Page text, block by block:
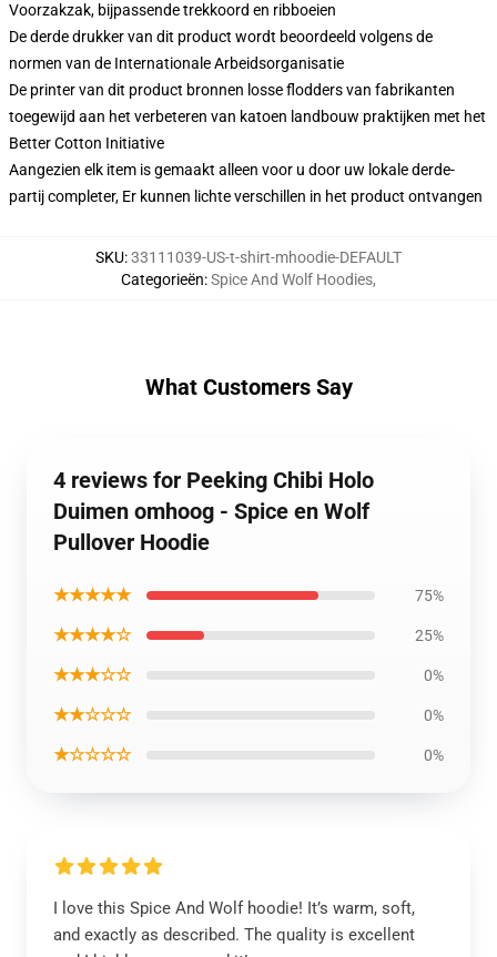
Voorzakzak, bijpassende trekkoord en ribboeien
De derde drukker van dit product wordt beoordeeld volgens de
normen van de Internationale Arbeidsorganisatie
De printer van dit product bronnen losse flodders van fabrikanten
toegewijd aan het verbeteren van katoen landbouw praktijken met het
Better Cotton Initiative
Aangezien elk item is gemaakt alleen voor u door uw lokale derde-
partij completer, Er kunnen lichte verschillen in het product ontvangen
SKU:33111039-US-t-shirt-mhoodie-DEFAULT
Categorieën:Spice And Wolf Hoodies,
What Customers Say
4 reviews for Peeking Chibi Holo
Duimen omhoog - Spice en Wolf
Pullover Hoodie
★★★★★ 75%
★★★★☆ 25%
★★★☆☆ 0%
★★☆☆☆ 0%
★☆☆☆☆ 0%
I love this Spice And Wolf hoodie! It’s warm, soft,
and exactly as described. The quality is excellent